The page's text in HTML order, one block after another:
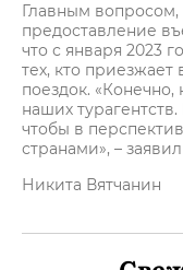
Главным вопросом,
предоставление
что с января 2023
тех, кто приезжает
поездок.
наших
чтобы в
странами», –
Никита Вятчанин